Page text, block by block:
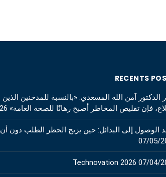
RECENTS
الدكتور آمن الله المسعدي: «بالنسبة للمدخنين
فإن تقليص المخاطر أصبح رهانًا للصحة العامة»
الوصول إلى البدائل: حين يزيح الحظر الطلب دون أن
07/05/
Technovation 2026 07/04/